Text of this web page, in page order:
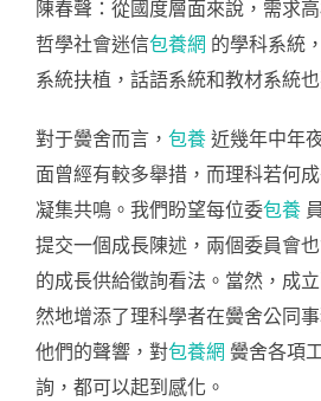
陳春聲：從國度層面來說，需求
哲學社會迷信包養網 的學科系統
系統扶植，話語系統和教材系統也
對于黌舍而言， 包養近幾年中年
面曾經有較多舉措，而理科若何
凝集共鳴。我們盼望每位委包養
提交一個成長陳述，兩個委員會
的成長供給徵詢看法。當然，成
然地增添了理科學者在黌舍公同
他們的聲響，對包養網 黌舍各項
詢，都可以起到感化。